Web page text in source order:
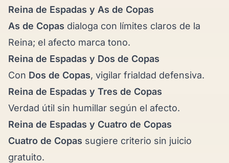
Reina de Espadas y As de Copas
As de Copas dialoga con límites claros de la
Reina; el afecto marca tono.
Reina de Espadas y Dos de Copas
Con Dos de Copas, vigilar frialdad defensiva.
Reina de Espadas y Tres de Copas
Verdad útil sin humillar según el afecto.
Reina de Espadas y Cuatro de Copas
Cuatro de Copas sugiere criterio sin juicio
gratuito.